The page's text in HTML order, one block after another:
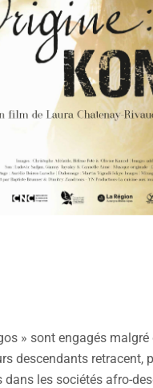
» sont engagés
descendants retracent,
les sociétés afro-